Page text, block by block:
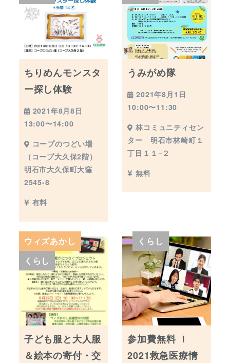
ちりめんモンスタ
ー探し体験
2021年8月8日
13:00〜14:00
コープのつどい場
（コープ大久保2階）
明石市大久保町大窪
2545-8
有料
うみがめ隊
2021年8月1日
10:00〜11:30
林コミュニティセン
ター 明石市林崎町１
丁目１１−２
無料
ウィズあかし
くらし
子ども服と大人服
＆絵本の寄付・交
くらし
参加費無料 ！
2021救急医療情